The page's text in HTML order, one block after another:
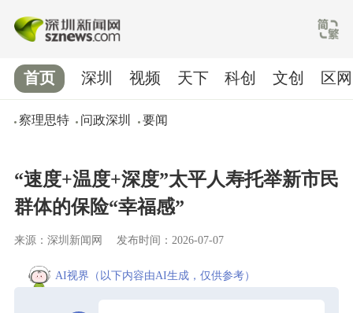
首页
察理思特 问政深圳 要闻
深圳 视频 天下 科创 文创 区网
“速度+温度+深度”太平人寿托举新市民
群体的保险“幸福感”
来源：深圳新闻网 发布时间：2026-07-07
AI视界 （以下内容由AI生成，仅供参考）